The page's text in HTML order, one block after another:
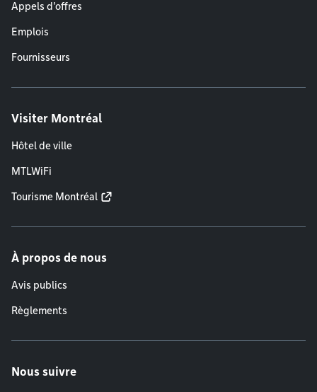
Appels d'offres
Emplois
Fournisseurs
Visiter Montréal
Hôtel de ville
MTLWiFi
Tourisme Montréal
À propos de nous
Avis publics
Règlements
Nous suivre